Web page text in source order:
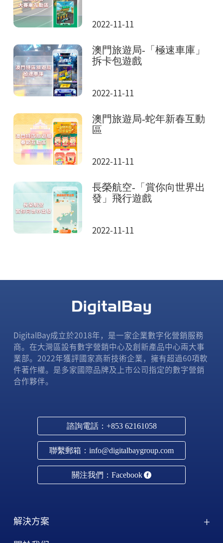
2022-11-11
澳門旅遊局-「極速車庫」
拆卡包遊戲
2022-11-11
澳門旅遊局-蛇年新春互動
區
2022-11-11
長榮航空-「賞你向世界出
發」飛行遊戲
2022-11-11
DigitalBay成立於2018年，是一家企業數字化營銷服務
商。在大灣區設有數字營銷中心及創新產品中心兩大事
業部。2022年獲評國家高新技術企業，擁有超過60項軟
件著作權。是多家國際品牌及上市公司指定的數字營銷
合作夥伴。
諮詢電話：+853 62161058
聯繫郵箱：info@digitalbaygroup.com
關注我們：Facebook
解決方案